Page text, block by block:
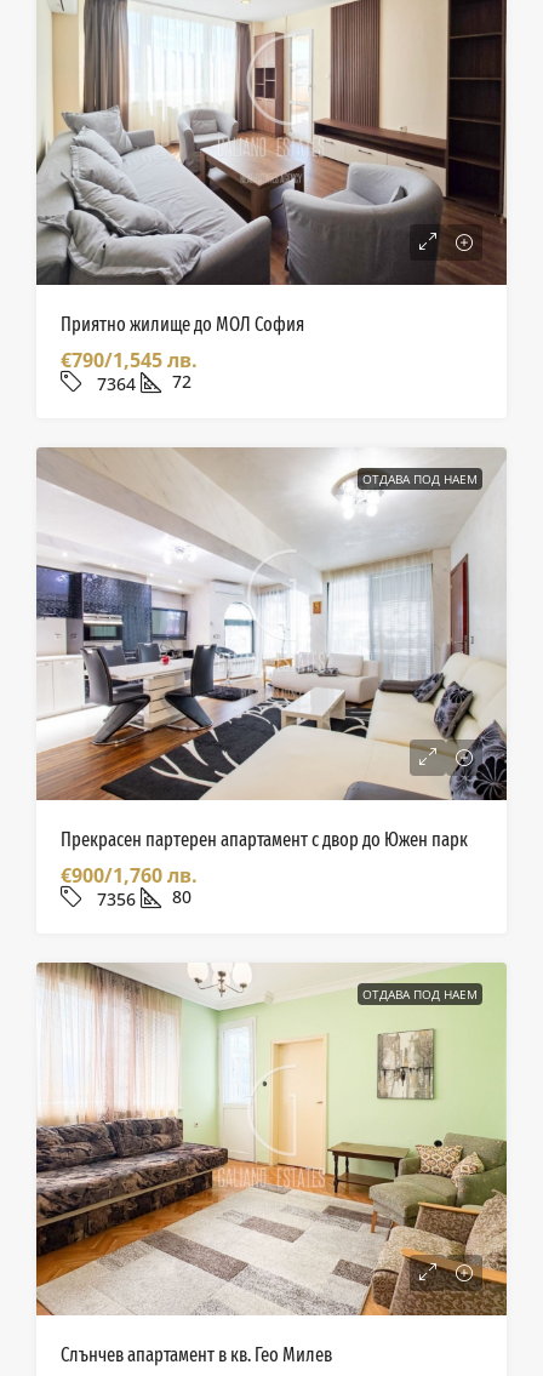
Приятно жилище до МОЛ София
€790/1,545 лв.
7364 72
ОТДАВА ПОД НАЕМ
Прекрасен партерен апартамент с двор до Южен парк
€900/1,760 лв.
7356 80
ОТДАВА ПОД НАЕМ
Слънчев апартамент в кв. Гео Милев